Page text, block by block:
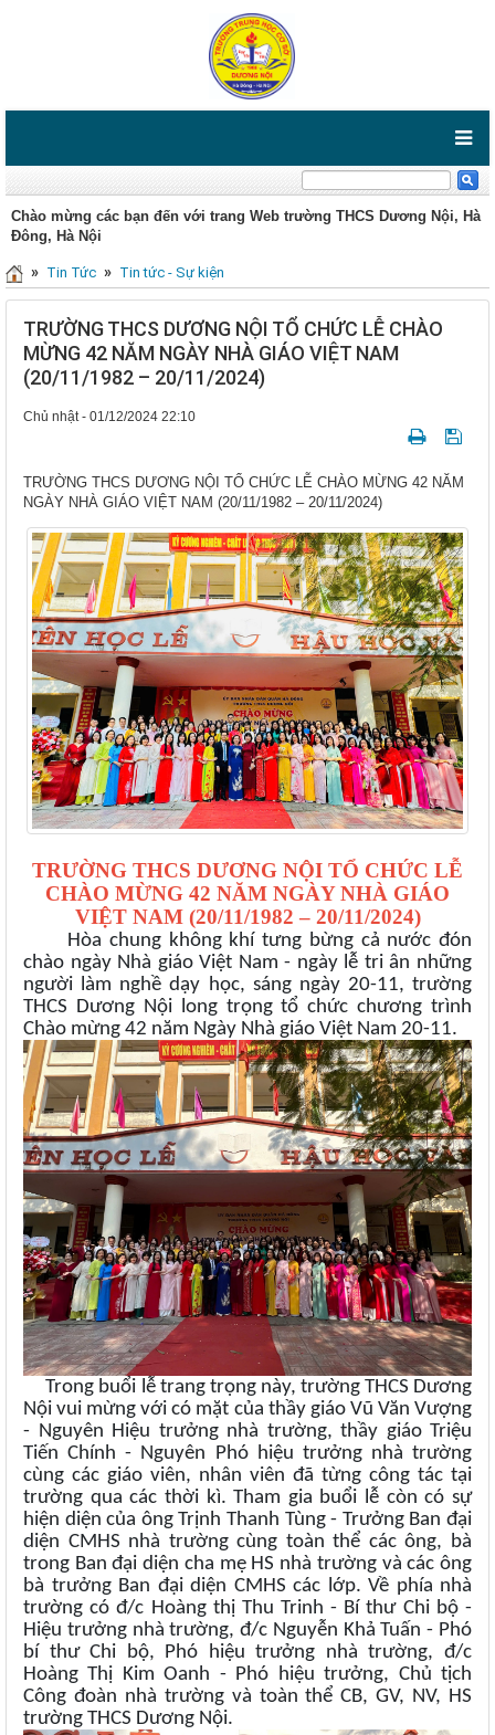
Chào mừng các bạn đến với trang Web trường THCS Dương Nội, Hà
Đông, Hà Nội
» Tin Tức » Tin tức - Sự kiện
TRƯỜNG THCS DƯƠNG NỘI TỔ CHỨC LỄ CHÀO
MỪNG 42 NĂM NGÀY NHÀ GIÁO VIỆT NAM
(20/11/1982 – 20/11/2024)
Chủ nhật - 01/12/2024 22:10
TRƯỜNG THCS DƯƠNG NỘI TỔ CHỨC LỄ CHÀO MỪNG 42 NĂM
NGÀY NHÀ GIÁO VIỆT NAM (20/11/1982 – 20/11/2024)
TRƯỜNG THCS DƯƠNG NỘI TỔ CHỨC LỄ
CHÀO MỪNG 42 NĂM NGÀY NHÀ GIÁO
VIỆT NAM (20/11/1982 – 20/11/2024)
Hòa chung không khí tưng bừng cả nước đón
chào ngày Nhà giáo Việt Nam - ngày lễ tri ân những
người làm nghề dạy học, sáng ngày 20-11, trường
THCS Dương Nội long trọng tổ chức chương trình
Chào mừng 42 năm Ngày Nhà giáo Việt Nam 20-11.
Trong buổi lễ trang trọng này, trường THCS Dương
Nội vui mừng với có mặt của thầy giáo Vũ Văn Vượng
- Nguyên Hiệu trưởng nhà trường, thầy giáo Triệu
Tiến Chính - Nguyên Phó hiệu trưởng nhà trường
cùng các giáo viên, nhân viên đã từng công tác tại
trường qua các thời kì. Tham gia buổi lễ còn có sự
hiện diện của ông Trịnh Thanh Tùng - Trưởng Ban đại
diện CMHS nhà trường cùng toàn thể các ông, bà
trong Ban đại diện cha mẹ HS nhà trường và các ông
bà trưởng Ban đại diện CMHS các lớp. Về phía nhà
trường có đ/c Hoàng thị Thu Trinh - Bí thư Chi bộ -
Hiệu trưởng nhà trường, đ/c Nguyễn Khả Tuấn - Phó
bí thư Chi bộ, Phó hiệu trưởng nhà trường, đ/c
Hoàng Thị Kim Oanh - Phó hiệu trưởng, Chủ tịch
Công đoàn nhà trường và toàn thể CB, GV, NV, HS
trường THCS Dương Nội.